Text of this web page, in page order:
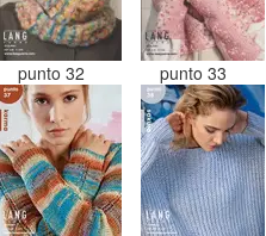
punto 32 punto 33